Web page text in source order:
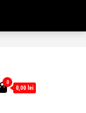
0
0,00 lei